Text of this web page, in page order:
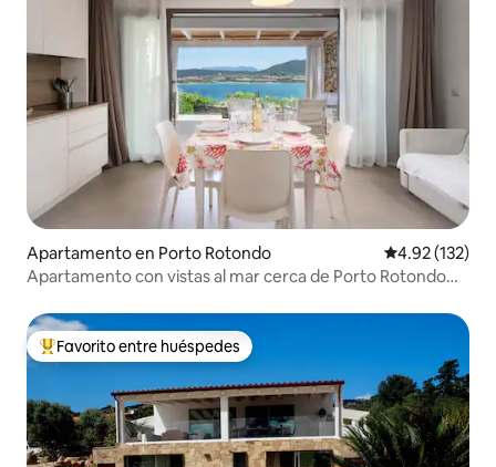
Apartamento en Porto Rotondo Calificación
4.92 (132)
Apartamento con vistas al mar cerca de Porto Rotondo
Favorito entre huéspedes preferido
Favorito entre huéspedes